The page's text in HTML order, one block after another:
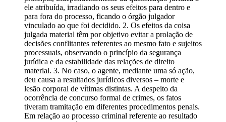
ele atribuída, irradiando os seus efeitos para dentro e
para fora do processo, ficando o órgão julgador
vinculado ao que foi decidido. 2. Os efeitos da coisa
julgada material têm por objetivo evitar a prolação de
decisões conflitantes referentes ao mesmo fato e sujeitos
processuais, observando o princípio da segurança
jurídica e da estabilidade das relações de direito
material. 3. No caso, o agente, mediante uma só ação,
deu causa a resultados jurídicos diversos – morte e
lesão corporal de vítimas distintas. A despeito da
ocorrência de concurso formal de crimes, os fatos
tiveram tramitação em diferentes procedimentos penais.
Em relação ao processo criminal referente ao resultado